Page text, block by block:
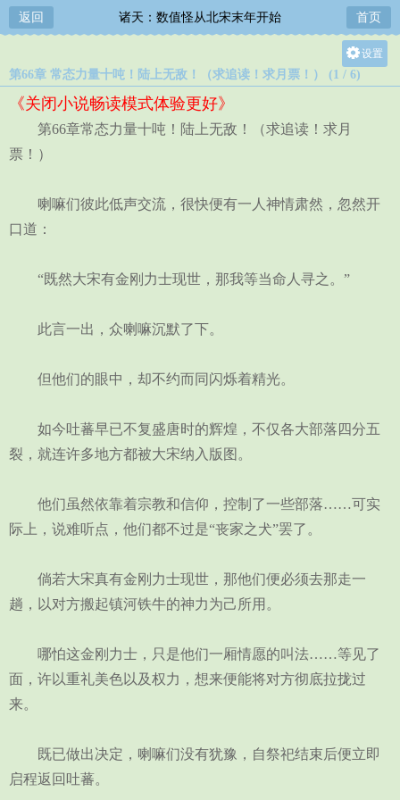
返回 诸天：数值怪从北宋末年开始 首页
设置
关灯
第66章 常态力量十吨！陆上无敌！（求追读！求月票！） (1 / 6)
《关闭小说畅读模式体验更好》
第66章常态力量十吨！陆上无敌！（求追读！求月
票！）
喇嘛们彼此低声交流，很快便有一人神情肃然，忽然开
口道：
“既然大宋有金刚力士现世，那我等当命人寻之。”
此言一出，众喇嘛沉默了下。
但他们的眼中，却不约而同闪烁着精光。
如今吐蕃早已不复盛唐时的辉煌，不仅各大部落四分五
裂，就连许多地方都被大宋纳入版图。
他们虽然依靠着宗教和信仰，控制了一些部落……可实
际上，说难听点，他们都不过是“丧家之犬”罢了。
倘若大宋真有金刚力士现世，那他们便必须去那走一
趟，以对方搬起镇河铁牛的神力为己所用。
哪怕这金刚力士，只是他们一厢情愿的叫法……等见了
面，许以重礼美色以及权力，想来便能将对方彻底拉拢过
来。
既已做出决定，喇嘛们没有犹豫，自祭祀结束后便立即
启程返回吐蕃。